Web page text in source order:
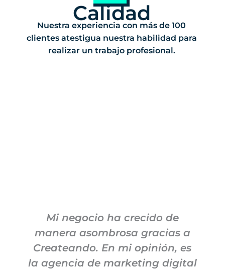
Calidad
Nuestra experiencia con más de 100
clientes atestigua nuestra habilidad para
realizar un trabajo profesional.
Mi negocio ha crecido de
manera asombrosa gracias a
Createando. En mi opinión, es
la agencia de marketing digital